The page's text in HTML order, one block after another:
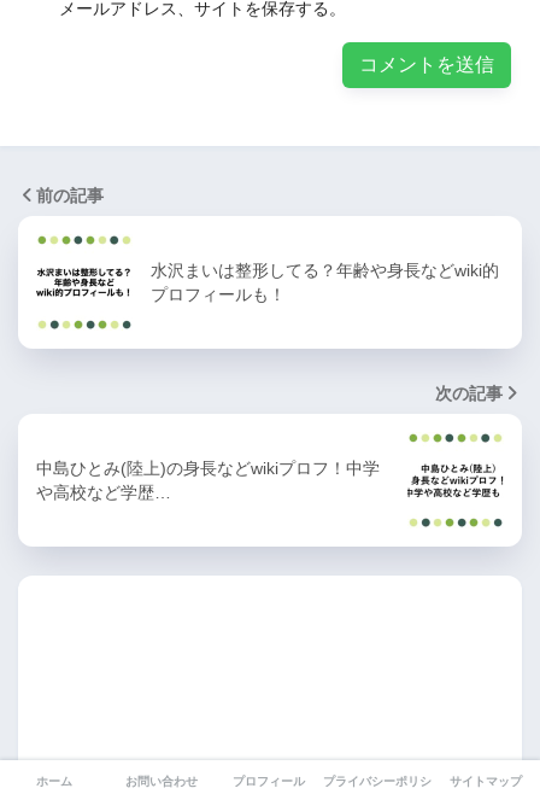
メールアドレス、サイトを保存する。
前の記事
水沢まいは整形してる？年齢や身長などwiki的
プロフィールも！
次の記事
中島ひとみ(陸上)の身長などwikiプロフ！中学
や高校など学歴…
ホーム お問い合わせ プロフィール プライバシーポリシー サイトマップ